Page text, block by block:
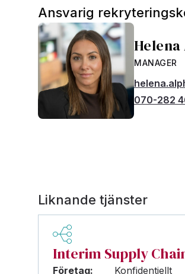
Ansvarig
MANAGER
070-282
Liknande tjänster
Interim Supply
Företag:
Konfidentiellt